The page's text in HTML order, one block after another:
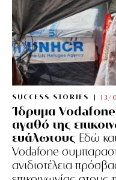
SUCCESS STORIES 13/
Ίδρυμα
αγαθό της
ευάλωτους Εδώ
Vodafone
ανιδιοτέλεια